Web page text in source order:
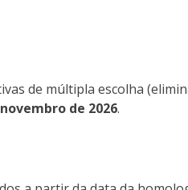
de múltipla escolha
de 2026.